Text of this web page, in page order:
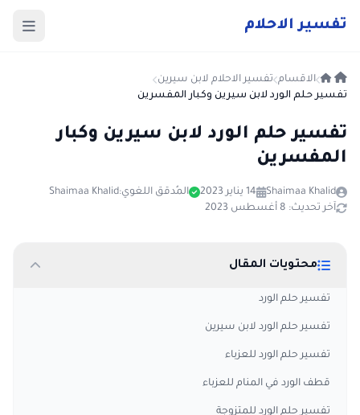
تفسير الاحلام
الاقسام تفسير الاحلام لابن سيرين
تفسير حلم الورد لابن سيرين وكبار المفسرين
تفسير حلم الورد لابن سيرين وكبار
المفسرين
Shaimaa Khalid 14 يناير 2023 المُدقق اللغوي:Shaimaa Khalid
آخر تحديث: 8 أغسطس 2023
محتويات المقال
تفسير حلم الورد
تفسير حلم الورد لابن سيرين
تفسير حلم الورد للعزباء
قطف الورد في المنام للعزباء
تفسير حلم الورد للمتزوجة